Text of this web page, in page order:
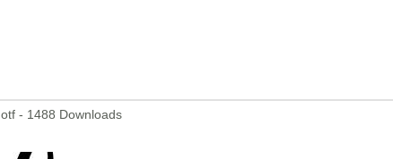
otf - 1488 Downloads